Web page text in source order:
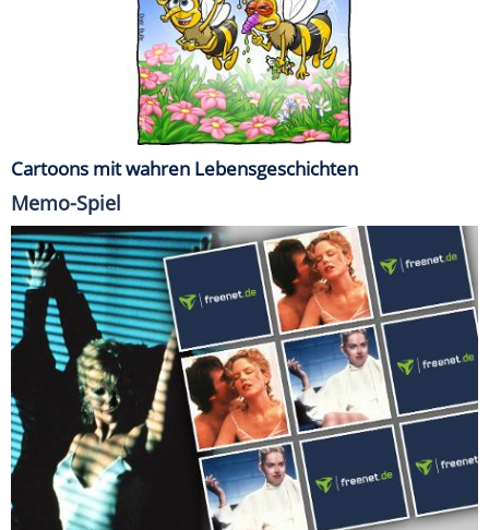
Cartoons mit wahren Lebensgeschichten
Memo-Spiel